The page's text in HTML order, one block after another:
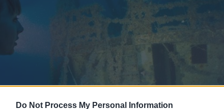
Do Not Process My Personal Information